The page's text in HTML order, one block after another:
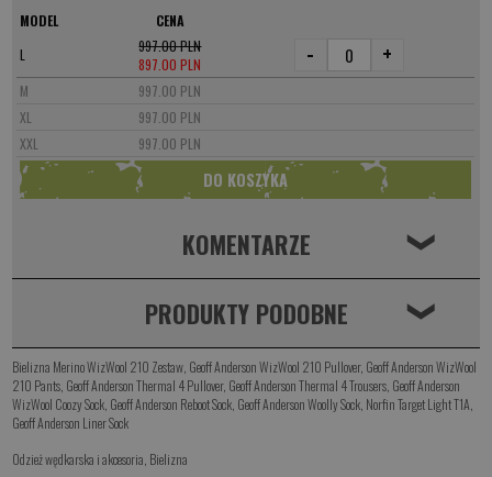
MODEL
CENA
L
997.00 PLN
897.00 PLN
- +
M
997.00 PLN
XL
997.00 PLN
XXL
997.00 PLN
KOMENTARZE ❮
PRODUKTY PODOBNE ❮
Bielizna Merino WizWool 210 Zestaw, Geoff Anderson WizWool 210 Pullover, Geoff Anderson WizWool
210 Pants, Geoff Anderson Thermal 4 Pullover, Geoff Anderson Thermal 4 Trousers, Geoff Anderson
WizWool Coozy Sock, Geoff Anderson Reboot Sock, Geoff Anderson Woolly Sock, Norfin Target Light T1A,
Geoff Anderson Liner Sock
Odzież wędkarska i akcesoria, Bielizna